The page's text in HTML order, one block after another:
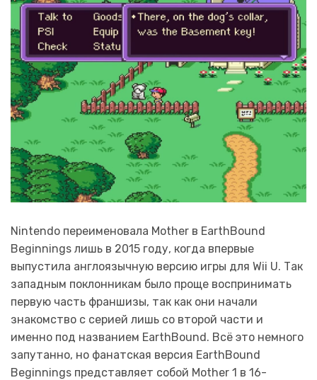
Nintendo переименовала Mother в EarthBound
Beginnings лишь в 2015 году, когда впервые
выпустила англоязычную версию игры для Wii U. Так
западным поклонникам было проще воспринимать
первую часть франшизы, так как они начали
знакомство с серией лишь со второй части и
именно под названием EarthBound. Всё это немного
запутанно, но фанатская версия EarthBound
Beginnings представляет собой Mother 1 в 16-